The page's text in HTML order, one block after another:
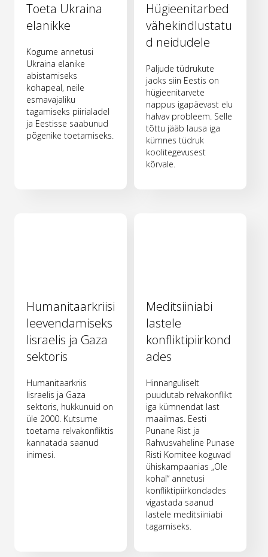
Toeta Ukraina
elanikke
Kogume annetusi
Ukraina elanike
abistamiseks
kohapeal, neile
esmavajaliku
tagamiseks piirialadel
ja Eestisse saabunud
põgenike toetamiseks.
Hügieenitarbed
vähekindlustatu
d neidudele
Paljude tüdrukute
jaoks siin Eestis on
hügieenitarvete
nappus igapäevast elu
halvav probleem. Selle
tõttu jääb lausa iga
kümnes tüdruk
koolitegevusest
kõrvale.
Humanitaarkriisi
leevendamiseks
Iisraelis ja Gaza
sektoris
Humanitaarkriis
Iisraelis ja Gaza
sektoris, hukkunuid on
üle 2000. Kutsume
toetama relvakonfliktis
kannatada saanud
inimesi.
Meditsiiniabi
lastele
konfliktipiirkond
ades
Hinnanguliselt
puudutab relvakonflikt
iga kümnendat last
maailmas. Eesti
Punane Rist ja
Rahvusvaheline Punase
Risti Komitee koguvad
ühiskampaanias „Ole
kohal“ annetusi
konfliktipiirkondades
vigastada saanud
lastele meditsiiniabi
tagamiseks.